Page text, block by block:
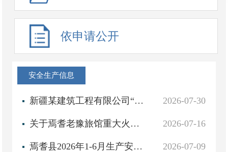
依申请公开
安全生产信息
2026-07-30
新疆某建筑工程有限公司“5·21”一般物体打击生产安全事故调查报告
2026-07-16
关于焉耆老豫旅馆重大火灾隐患挂牌督办的公示
2026-07-09
焉耆县2026年1-6月生产安全事故统计工作情况